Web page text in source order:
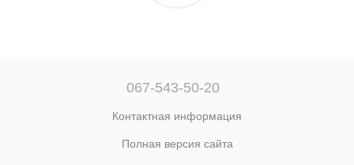
067-543-50-20
Контактная информация
Полная версия сайта